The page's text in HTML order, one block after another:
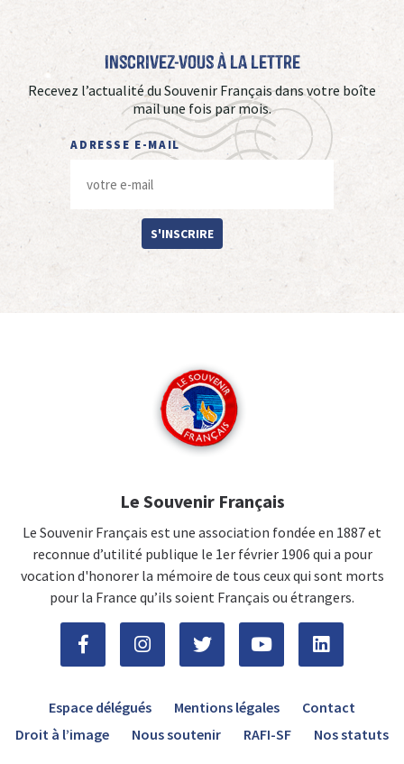
Inscrivez-vous à La Lettre
Recevez l’actualité du Souvenir Français dans votre boîte
mail une fois par mois.
ADRESSE E-MAIL
S'INSCRIRE
Le Souvenir Français
Le Souvenir Français est une association fondée en 1887 et
reconnue d’utilité publique le 1er février 1906 qui a pour
vocation d'honorer la mémoire de tous ceux qui sont morts
pour la France qu’ils soient Français ou étrangers.
Espace délégués Mentions légales
Contact
Droit à l’image
Nous soutenir RAFI-SF Nos statuts